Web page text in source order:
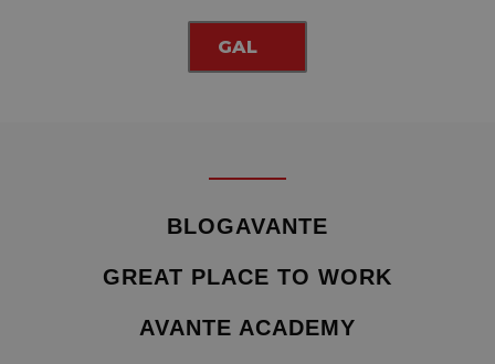
GAL
BLOGAVANTE
GREAT PLACE TO WORK
AVANTE ACADEMY